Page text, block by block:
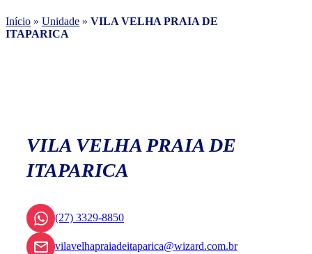
Início » Unidade » VILA VELHA PRAIA DE
ITAPARICA
VILA VELHA PRAIA DE
ITAPARICA
(27) 3329-8850
vilavelhapraiadeitaparica@wizard.com.br